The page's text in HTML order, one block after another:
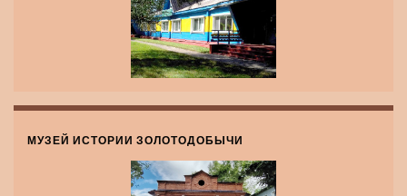
МУЗЕЙ ИСТОРИИ ЗОЛОТОДОБЫЧИ